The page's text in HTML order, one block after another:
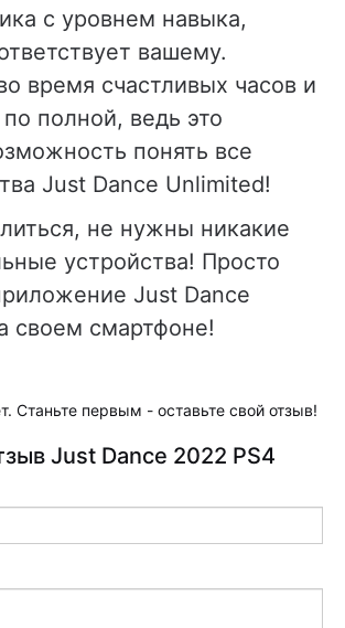
с уровнем навыка,
вашему.
время счастливых часов и
полной, ведь это
понять все
Just Dance Unlimited!
не нужны никакие
устройства! Просто
Just Dance
своем смартфоне!
Станьте первым - оставьте свой отзыв!
Just Dance 2022 PS4